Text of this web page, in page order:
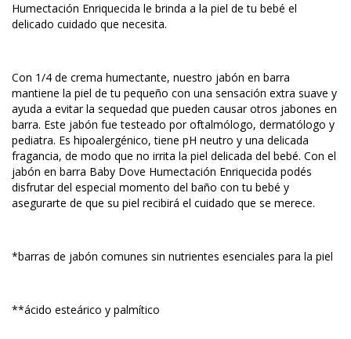
Humectación Enriquecida le brinda a la piel de tu bebé el
delicado cuidado que necesita.
Con 1/4 de crema humectante, nuestro jabón en barra
mantiene la piel de tu pequeño con una sensación extra suave y
ayuda a evitar la sequedad que pueden causar otros jabones en
barra. Este jabón fue testeado por oftalmólogo, dermatólogo y
pediatra. Es hipoalergénico, tiene pH neutro y una delicada
fragancia, de modo que no irrita la piel delicada del bebé. Con el
jabón en barra Baby Dove Humectación Enriquecida podés
disfrutar del especial momento del baño con tu bebé y
asegurarte de que su piel recibirá el cuidado que se merece.
*barras de jabón comunes sin nutrientes esenciales para la piel
**ácido esteárico y palmítico